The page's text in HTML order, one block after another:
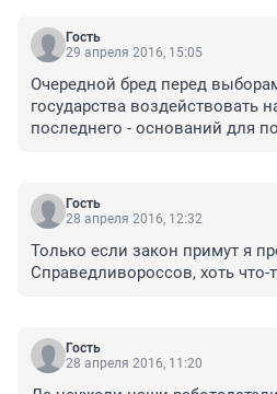
Гость
29 апреля 2016, 15:05
Очередной бред перед
государства воздействовать
последнего - оснований для
Гость
28 апреля 2016, 12:32
Только если закон примут я
Справедливороссов, хоть
Гость
28 апреля 2016, 11:20